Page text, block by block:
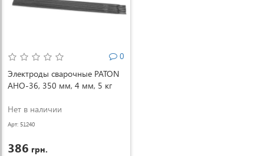
0
Электроды сварочные PATON
АНО-36, 350 мм, 4 мм, 5 кг
Нет в наличии
Арт: 51240
386 грн.